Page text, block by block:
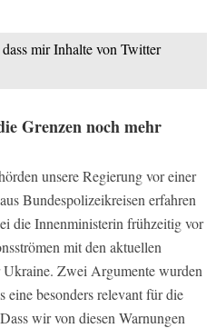
mir Inhalte von Twitter
Grenzen noch mehr
unsere Regierung vor einer
aus Bundespolizeikreisen erfahren
die Innenministerin frühzeitig vor
mit den aktuellen
Zwei Argumente wurden
eine besonders relevant für die
wir von diesen Warnungen